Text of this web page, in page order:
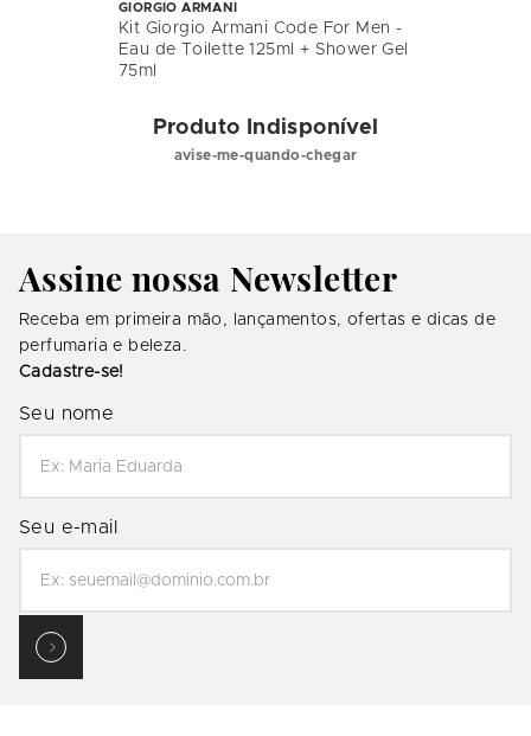
GIORGIO ARMANI
Kit Giorgio Armani Code For Men -
Eau de Toilette 125ml + Shower Gel
75ml
Produto Indisponível
avise-me-quando-chegar
Assine nossa Newsletter
Receba em primeira mão, lançamentos, ofertas e dicas de
perfumaria e beleza.
Cadastre-se!
Seu nome
Seu e-mail